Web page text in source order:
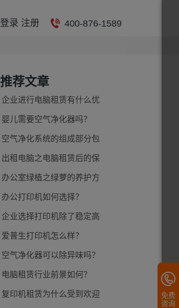
登录 注册 400-876-1589
推荐文章
企业进行电脑租赁有什么优
势？
婴儿需要空气净化器吗？
空气净化系统的组成部分包
括哪些？
出租电脑之电脑租赁后的保
养
办公室绿植之绿萝的养护方
法
办公打印机如何选择？
企业选择打印机除了稳定高
效，还需要注意什么？
爱普生打印机怎么样？
空气净化器可以除异味吗？
电脑租赁行业前景如何？
复印机租赁为什么受到欢迎
免费
咨询